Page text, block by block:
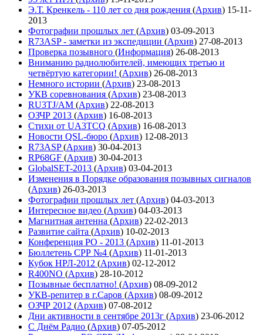
Э.Т. Кренкель - 110 лет со дня рождения (Архив) 15-11-
2013
Фотографии прошлых лет (Архив) 03-09-2013
R73ASP - заметки из экспедиции (Архив) 27-08-2013
Проверка позывного (Информация) 26-08-2013
Вниманию радиолюбителей, имеющих третью и
четвёртую категории! (Архив) 26-08-2013
Немного истории (Архив) 23-08-2013
УКВ соревнования (Архив) 23-08-2013
RU3TJ/AM (Архив) 22-08-2013
ОЗЧР 2013 (Архив) 16-08-2013
Стихи от UA3TCQ (Архив) 16-08-2013
Новости QSL-бюро (Архив) 12-08-2013
R73ASP(Архив) 30-04-2013
RP68GF (Архив) 30-04-2013
GlobalSET-2013 (Архив) 03-04-2013
Изменения в Порядке образования позывных сигналов
(Архив) 26-03-2013
Фотографии прошлых лет (Архив) 04-03-2013
Интересное видео (Архив) 04-03-2013
Магнитная антенна (Архив) 22-02-2013
Развитие сайта (Архив) 10-02-2013
Конференция РО - 2013 (Архив) 11-01-2013
Бюллетень СРР №4 (Архив) 11-01-2013
Кубок НРЛ-2012 (Архив) 02-12-2012
R400NO (Архив) 28-10-2012
Позывные бесплатно! (Архив) 08-09-2012
УКВ-репитер в г.Саров (Архив) 08-09-2012
ОЗЧР 2012 (Архив) 07-08-2012
Дни активности в сентябре 2013г (Архив) 23-06-2012
С Днём Радио (Архив) 07-05-2012